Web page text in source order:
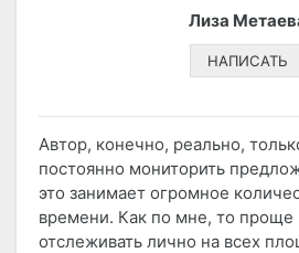
Лиза
НАПИСАТЬ
Автор, конечно, реально,
постоянно мониторить
это занимает огромное
времени. Как по мне, то проще
отслеживать лично на всех